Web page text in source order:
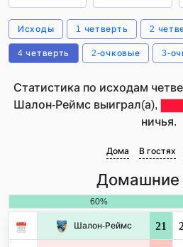
Исходы 1 четверть 2
4 четверть 2-очковые 3-
Статистика по исходам
Шалон-Реймс выиграл(а),
ничья.
Дома В гостях
Домашние
60%
Шалон-Реймс 21